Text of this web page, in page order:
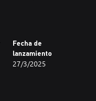
Fecha de
lanzamiento
27/3/2025